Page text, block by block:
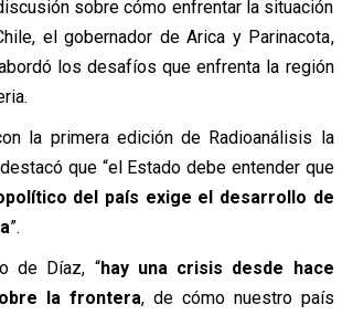
sobre cómo enfrentar la situación
el gobernador de Arica y Parinacota,
los desafíos que enfrenta la región
la primera edición de Radioanálisis la
que “el Estado debe entender que
del país exige el desarrollo de
”.
de Díaz, “hay una crisis desde hace
la frontera, de cómo nuestro país